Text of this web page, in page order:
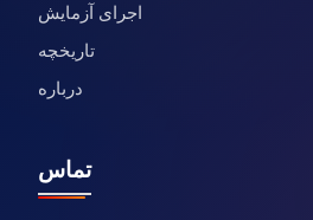
اجرای آزمایش
تاریخچه
درباره
تماس